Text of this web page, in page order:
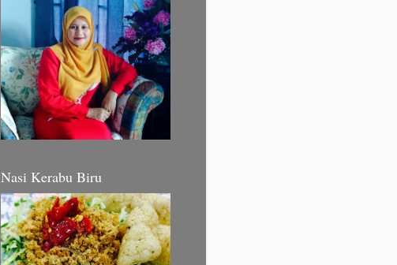
Nasi Kerabu Biru